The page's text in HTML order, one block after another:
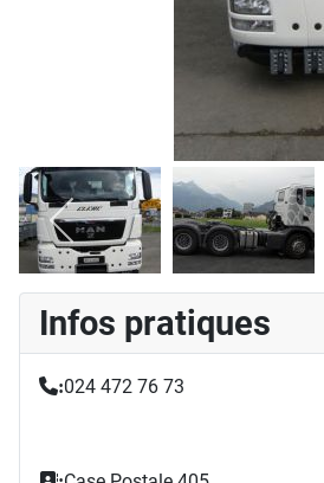
Infos pratiques
:024 472 76 73